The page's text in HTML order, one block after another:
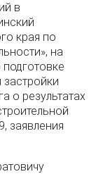
в
края по
на
о результатах
заявления